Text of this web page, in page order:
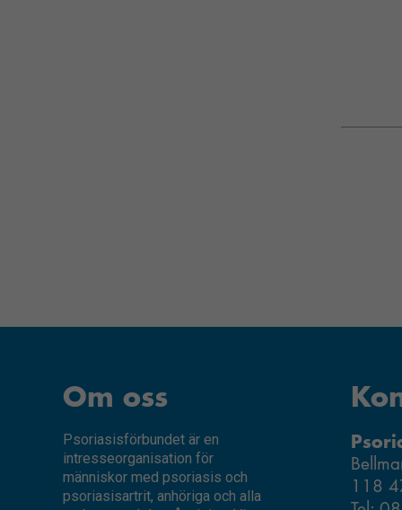
Om oss
Psoriasisförbundet är en
intresseorganisation för
människor med psoriasis och
psoriasisartrit, anhöriga och alla
118